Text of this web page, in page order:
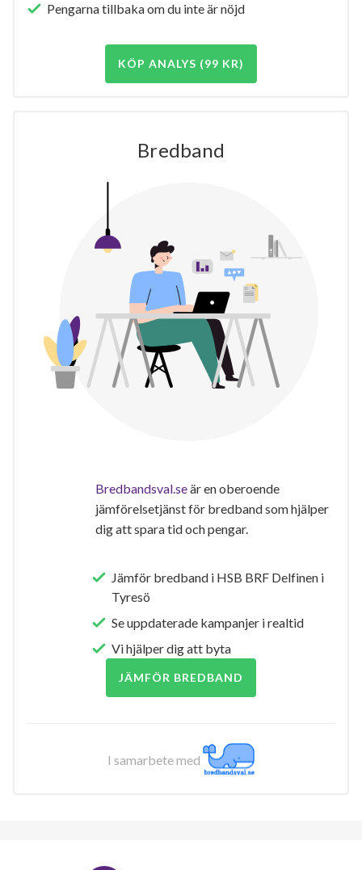
Pengarna tillbaka om du inte är nöjd
KÖP ANALYS (99 KR)
Bredband
Bredbandsval.seär en oberoende
jämförelsetjänst för bredband som hjälper
dig att spara tid och pengar.
Jämför bredband i HSB BRF Delfinen i
Tyresö
Se uppdaterade kampanjer i realtid
Vi hjälper dig att byta
JÄMFÖR BREDBAND
I samarbete med